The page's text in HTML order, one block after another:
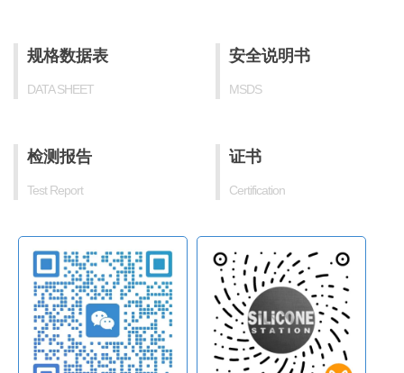
规格数据表
DATA SHEET
安全说明书
MSDS
检测报告
Test Report
证书
Certification